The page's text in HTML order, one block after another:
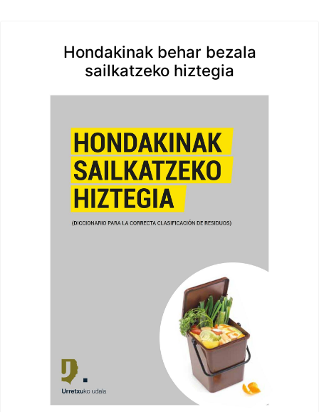
Hondakinak behar bezala
sailkatzeko hiztegia